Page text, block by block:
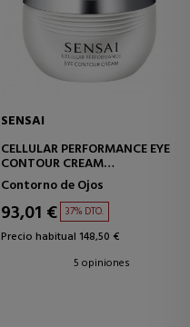
SENSAI
CELLULAR PERFORMANCE EYE
CONTOUR CREAM
CREMA CONTORNO DE OJOS
Contorno de Ojos
93,01 € 37% DTO.
Precio habitual 148,50 €
5 opiniones